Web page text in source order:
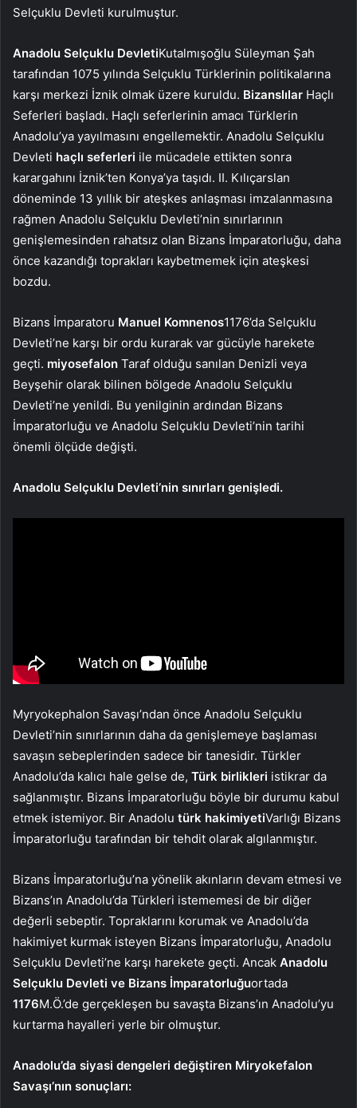
Selçuklu Devleti kurulmuştur.
Anadolu Selçuklu DevletiKutalmışoğlu Süleyman Şah
tarafından 1075 yılında Selçuklu Türklerinin politikalarına
karşı merkezi İznik olmak üzere kuruldu. Bizanslılar Haçlı
Seferleri başladı. Haçlı seferlerinin amacı Türklerin
Anadolu’ya yayılmasını engellemektir. Anadolu Selçuklu
Devleti haçlı seferleri ile mücadele ettikten sonra
karargahını İznik’ten Konya’ya taşıdı. II. Kılıçarslan
döneminde 13 yıllık bir ateşkes anlaşması imzalanmasına
rağmen Anadolu Selçuklu Devleti’nin sınırlarının
genişlemesinden rahatsız olan Bizans İmparatorluğu, daha
önce kazandığı toprakları kaybetmemek için ateşkesi
bozdu.
Bizans İmparatoru Manuel Komnenos1176’da Selçuklu
Devleti’ne karşı bir ordu kurarak var gücüyle harekete
geçti. miyosefalon Taraf olduğu sanılan Denizli veya
Beyşehir olarak bilinen bölgede Anadolu Selçuklu
Devleti’ne yenildi. Bu yenilginin ardından Bizans
İmparatorluğu ve Anadolu Selçuklu Devleti’nin tarihi
önemli ölçüde değişti.
Anadolu Selçuklu Devleti’nin sınırları genişledi.
Myryokephalon Savaşı’ndan önce Anadolu Selçuklu
Devleti’nin sınırlarının daha da genişlemeye başlaması
savaşın sebeplerinden sadece bir tanesidir. Türkler
Anadolu’da kalıcı hale gelse de, Türk birlikleri istikrar da
sağlanmıştır. Bizans İmparatorluğu böyle bir durumu kabul
etmek istemiyor. Bir Anadolu türk hakimiyetiVarlığı Bizans
İmparatorluğu tarafından bir tehdit olarak algılanmıştır.
Bizans İmparatorluğu’na yönelik akınların devam etmesi ve
Bizans’ın Anadolu’da Türkleri istememesi de bir diğer
değerli sebeptir. Topraklarını korumak ve Anadolu’da
hakimiyet kurmak isteyen Bizans İmparatorluğu, Anadolu
Selçuklu Devleti’ne karşı harekete geçti. Ancak Anadolu
Selçuklu Devleti ve Bizans İmparatorluğuortada
1176M.Ö.’de gerçekleşen bu savaşta Bizans’ın Anadolu’yu
kurtarma hayalleri yerle bir olmuştur.
Anadolu’da siyasi dengeleri değiştiren Miryokefalon
Savaşı’nın sonuçları: